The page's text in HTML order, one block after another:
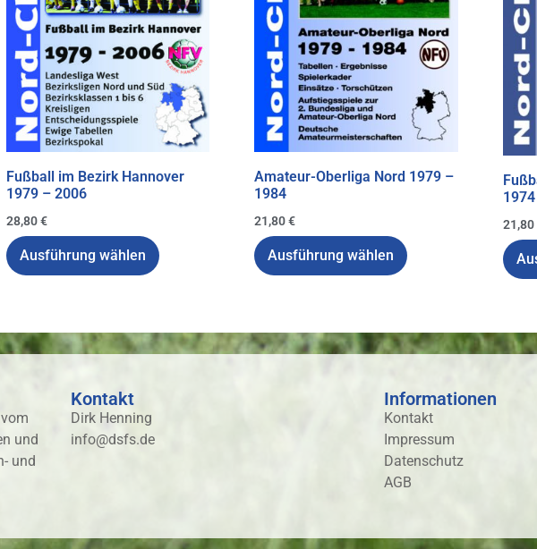
Fußball im Bezirk Hannover
1979 – 2006
28,80€
Ausführung wählen
Amateur-Oberliga Nord 1979 –
1984
21,80€
Ausführung wählen
21,80
und
und
Kontakt
Dirk Henning
info@dsfs.de
Informationen
Kontakt
Impressum
Datenschutz
AGB